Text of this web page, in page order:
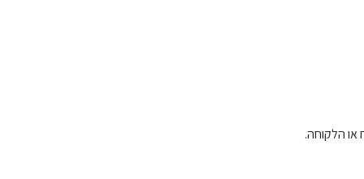
או הלקוחה.